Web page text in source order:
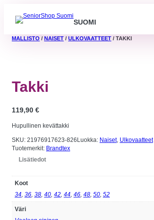
SUOMI
MALLISTO / NAISET / ULKOVAATTEET / TAKKI
Takki
119,90 €
Hupullinen kevättakki
SKU: 21976917623-826Luokka: Naiset, Ulkovaatteet
Tuotemerkit: Brandtex
Lisätiedot
Koot
34, 36, 38, 40, 42, 44, 46, 48, 50, 52
Väri
Välttämättömät
Nämä evästeet
eivät ole
valinnaisia. Niitä
tarvitaan, jotta
sivusto voi